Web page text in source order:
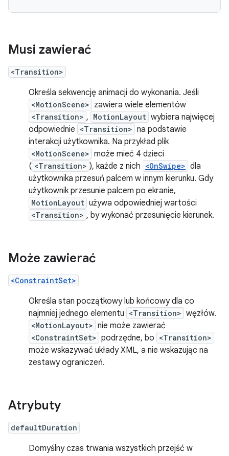
Musi zawierać
<Transition>
Określa sekwencję animacji do wykonania. Jeśli
<MotionScene> zawiera wiele elementów
<Transition> , MotionLayout wybiera najwięcej
odpowiednie <Transition> na podstawie
interakcji użytkownika. Na przykład plik
<MotionScene> może mieć 4 dzieci
( <Transition> ), każde z nich <OnSwipe> dla
użytkownika przesuń palcem w innym kierunku. Gdy
użytkownik przesunie palcem po ekranie,
MotionLayout używa odpowiedniej wartości
<Transition> , by wykonać przesunięcie kierunek.
Może zawierać
<ConstraintSet>
Określa stan początkowy lub końcowy dla co
najmniej jednego elementu <Transition> węzłów.
<MotionLayout> nie może zawierać
<ConstraintSet> podrzędne, bo <Transition>
może wskazywać układy XML, a nie wskazując na
zestawy ograniczeń.
Atrybuty
defaultDuration
Domyślny czas trwania wszystkich przejść w